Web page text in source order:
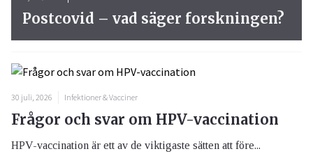
30 juli, 2026 Infektioner & Vacciner
Frågor och svar om HPV-vaccination
HPV-vaccination är ett av de viktigaste sätten att före...
Postcovid – vad säger forskningen?